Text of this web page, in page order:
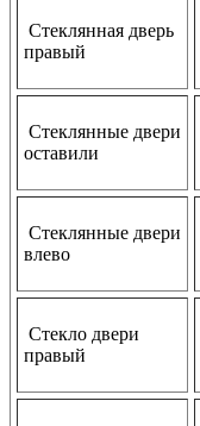
Стеклянная дверь
правый
Стеклянные двери
оставили
Стеклянные двери
влево
Стекло двери
правый